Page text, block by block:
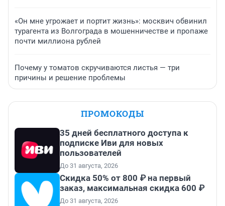
«Он мне угрожает и портит жизнь»: москвич обвинил
турагента из Волгограда в мошенничестве и пропаже
почти миллиона рублей
Почему у томатов скручиваются листья — три
причины и решение проблемы
ПРОМОКОДЫ
35 дней бесплатного доступа к
подписке Иви для новых
пользователей
До 31 августа, 2026
Скидка 50% от 800 ₽ на первый
заказ, максимальная скидка 600 ₽
До 31 августа, 2026